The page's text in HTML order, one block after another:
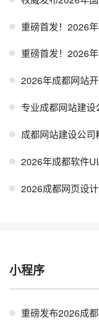
重磅首发！2026年行业
重磅首发！2026年网站开
2026年成都网站开发公司
专业成都网站建设公司推荐
成都网站建设公司精选
2026年成都软件UI/原型设计新
2026成都网页设计
小程序
重磅发布2026成都生鲜